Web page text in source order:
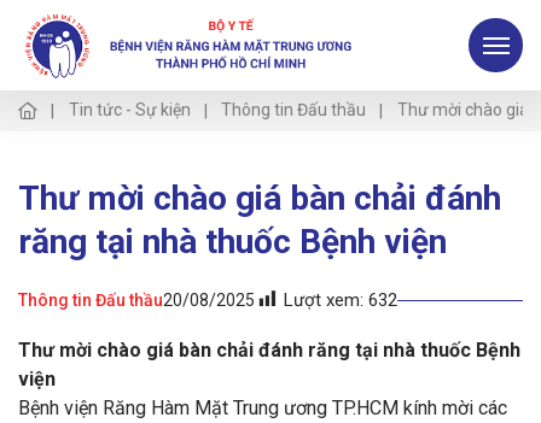
Tin tức - Sự kiện Thông tin Đấu thầu Thư mời chào giá
Thư mời chào giá bàn chải đánh
răng tại nhà thuốc Bệnh viện
Thông tin Đấu thầu20/08/2025 Lượt xem: 632
Thư mời chào giá bàn chải đánh răng tại nhà thuốc Bệnh
viện
Bệnh viện Răng Hàm Mặt Trung ương TP.HCM kính mời các